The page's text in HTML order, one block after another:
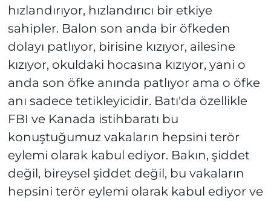
hızlandırıyor, hızlandırıcı bir etkiye
sahipler. Balon son anda bir öfkeden
dolayı patlıyor, birisine kızıyor, ailesine
kızıyor, okuldaki hocasına kızıyor, yani o
anda son öfke anında patlıyor ama o öfke
anı sadece tetikleyicidir. Batı'da özellikle
FBI ve Kanada istihbaratı bu
konuştuğumuz vakaların hepsini terör
eylemi olarak kabul ediyor. Bakın, şiddet
değil, bireysel şiddet değil, bu vakaların
hepsini terör eylemi olarak kabul ediyor ve